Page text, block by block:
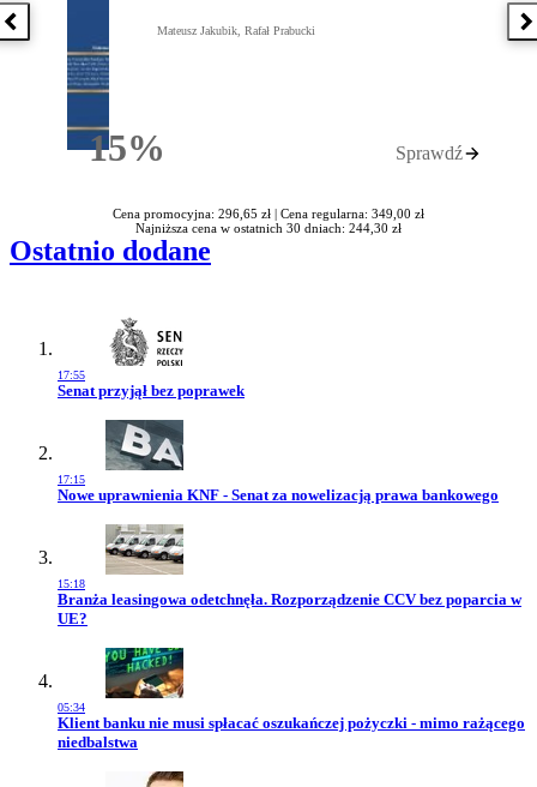
Poprzednia książka
15%Rabatu
Mateusz Jakubik, Rafał Prabucki
Sprawdź
Cena promocyjna: 296,65 zł | Cena regularna: 349,00 zł
Najniższa cena w ostatnich 30 dniach: 244,30 zł
Ostatnio dodane
17:55
Przejdź do artykułu:
Senat przyjął bez poprawek
17:15
Przejdź do artykułu:
Nowe uprawnienia KNF - Senat za nowelizacją prawa bankowego
15:18
Przejdź do artykułu:
Branża leasingowa odetchnęła. Rozporządzenie CCV bez poparcia w
UE?
05:34
Przejdź do artykułu:
Klient banku nie musi spłacać oszukańczej pożyczki - mimo rażącego
niedbalstwa